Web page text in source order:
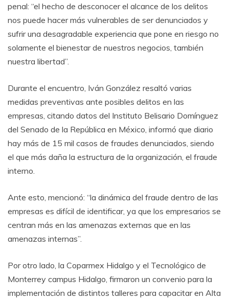
penal: “el hecho de desconocer el alcance de los delitos
nos puede hacer más vulnerables de ser denunciados y
sufrir una desagradable experiencia que pone en riesgo no
solamente el bienestar de nuestros negocios, también
nuestra libertad”.
Durante el encuentro, Iván González resaltó varias
medidas preventivas ante posibles delitos en las
empresas, citando datos del Instituto Belisario Domínguez
del Senado de la República en México, informó que diario
hay más de 15 mil casos de fraudes denunciados, siendo
el que más daña la estructura de la organización, el fraude
interno.
Ante esto, mencionó: “la dinámica del fraude dentro de las
empresas es difícil de identificar, ya que los empresarios se
centran más en las amenazas externas que en las
amenazas internas”.
Por otro lado, la Coparmex Hidalgo y el Tecnológico de
Monterrey campus Hidalgo, firmaron un convenio para la
implementación de distintos talleres para capacitar en Alta